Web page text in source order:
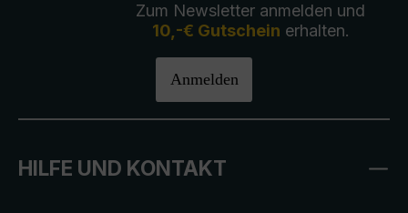
Zum Newsletter anmelden und
10,-€ Gutschein erhalten.
Anmelden
HILFE UND KONTAKT